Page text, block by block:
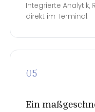
Integrierte Analytik,
direkt im Terminal.
05
Ein